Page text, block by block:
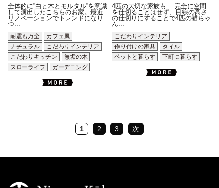
全体的に”白と木とモルタル”を意識
して演出したこちらのお家。最近
リノベーションでトレンドになり
つ...
耐震も万全
カフェ風
ナチュラル
こだわりインテリア
こだわりキッチン
無垢の木
スローライフ
ガーデニング
4匹の大切な家族も… 完全に空間
を仕切ることはせず、目線の高さ
の仕切りにすることで4匹の猫ちゃ
ん...
こだわりインテリア
作り付けの家具
タイル
ペットと暮らす
下町に暮らす
1 2 3 次